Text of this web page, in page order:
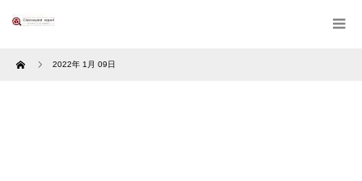
Home 2022年 1月 09日